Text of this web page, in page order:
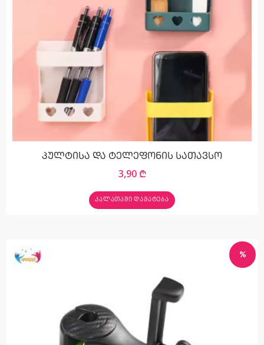
პულტისა და ტელეფონის სათავსო
3,90 ₾
ᲙᲐᲚᲐᲗᲐᲨᲘ ᲓᲐᲛᲐᲢᲔᲑᲐ
%